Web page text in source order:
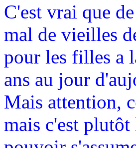
C'est vrai que
mal de vieilles
pour les filles a
ans au jour
Mais attention,
mais c'est plutôt